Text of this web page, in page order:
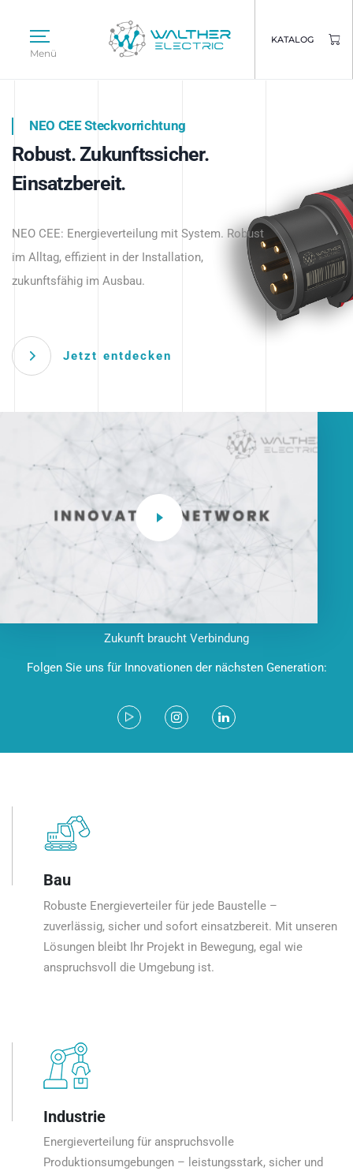
Menü
KATALOG
Intelligente Stromverteilung
beginnt hier.
NEO CEE Steckvorrichtung
Robust. Zukunftssicher.
Einsatzbereit.
NEO CEE: Energieverteilung mit System. Robust
im Alltag, effizient in der Installation,
zukunftsfähig im Ausbau.
Jetzt entdecken
Intelligenz trifft Energie.
Anwendungen – robust, IP-geschützt und
zukunftsfähig.
Zukunft braucht Verbindung
Folgen Sie uns für Innovationen der nächsten Generation:
Bau
Robuste Energieverteiler für jede Baustelle –
zuverlässig, sicher und sofort einsatzbereit. Mit unseren
Lösungen bleibt Ihr Projekt in Bewegung, egal wie
anspruchsvoll die Umgebung ist.
Industrie
Energieverteilung für anspruchsvolle
Produktionsumgebungen – leistungsstark, sicher und